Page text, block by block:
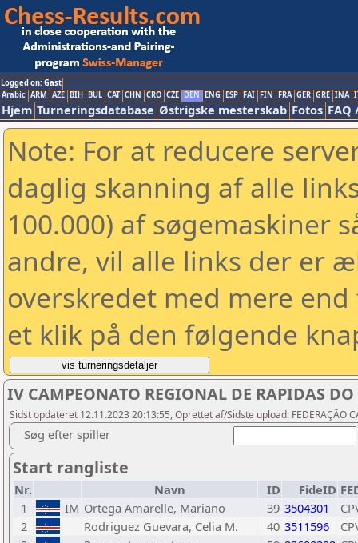
Logged on: Gast
Arabic ARM AZE BIH BUL CAT CHN CRO CZE DEN ENG ESP FAI FIN FRA GER GRE INA
Hjem Turneringsdatabase Østrigske mesterskab Fotos FAQ
Note: For at reducere
daglig skanning af alle
100.000) af søgemaskiner
andre, vil alle links der er
overskredet med mere
et klik på den følgende
IV CAMPEONATO REGIONAL DE RAPIDAS DO
Sidst opdateret 12.11.2023 20:13:55, Oprettet af/Sidste upload: FEDERAÇÃO
Søg efter spiller
Start rangliste
Nr. Navn ID FideID
1
IM Ortega Amarelle, Mariano 39 3504301
2
Rodriguez Guevara, Celia M. 40 3511596